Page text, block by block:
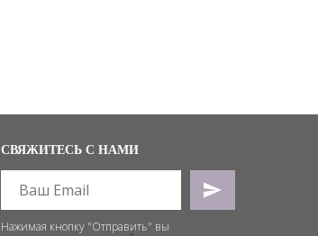
СВЯЖИТЕСЬ С НАМИ
Нажимая кнопку "Отправить" вы